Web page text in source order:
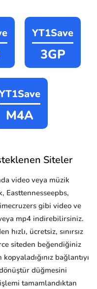
YT1Save
3GP
M4A
Siteler
video veya müzik
Easttennesseepbs,
gibi video ve
mp4 indirebilirsiniz.
hızlı, ücretsiz, sınırsız
siteden beğendiğiniz
bağlantıyı
düğmesini
tamamlandıktan